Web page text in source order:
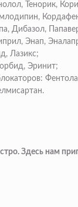
Тенорик,
Дибазол,
Энап,
Лазикс;
Эринит;
Здесь нам